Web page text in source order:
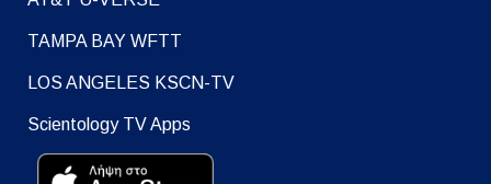
TAMPA BAY WFTT
LOS ANGELES KSCN-TV
Scientology TV Apps